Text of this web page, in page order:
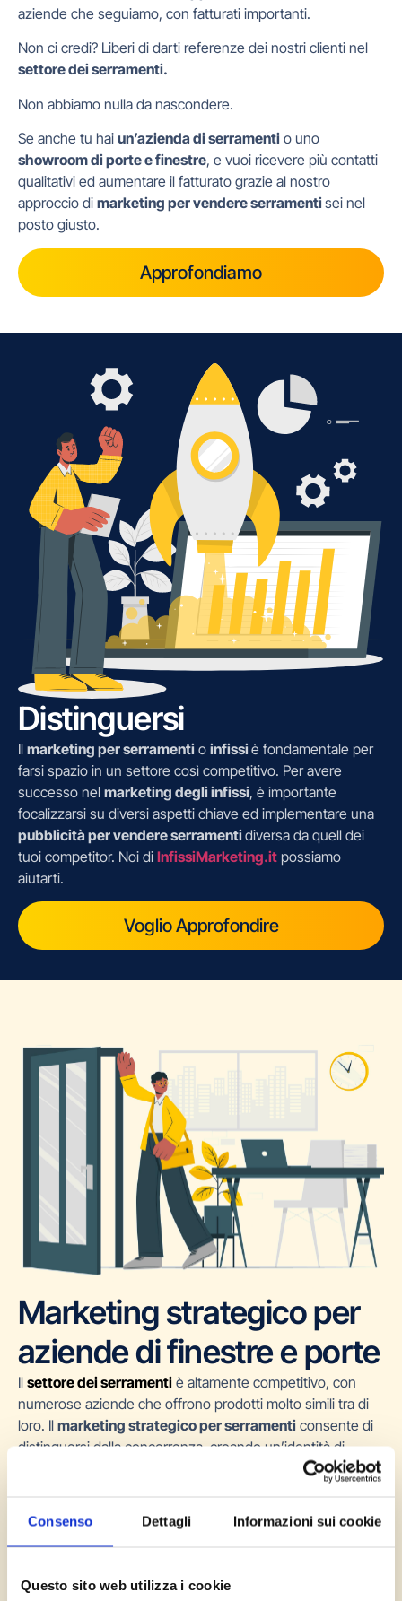
Consenso Dettagli Informazioni sui cookie
Questo sito web utilizza i cookie
aziende che seguiamo, con fatturati importanti.
Non ci credi? Liberi di darti referenze dei nostri clienti nel
settore dei serramenti.
Non abbiamo nulla da nascondere.
Se anche tu hai un’azienda di serramenti o uno
showroom di porte e finestre, e vuoi ricevere più contatti
qualitativi ed aumentare il fatturato grazie al nostro
approccio di marketing per vendere serramentisei nel
posto giusto.
Approfondiamo
Distinguersi
Il marketing per serramenti o infissiè fondamentale per
farsi spazio in un settore così competitivo. Per avere
successo nel marketing degli infissi, è importante
focalizzarsi su diversi aspetti chiave ed implementare una
pubblicità per vendere serramentidiversa da quell dei
tuoi competitor. Noi di InfissiMarketing.it possiamo
aiutarti.
Voglio Approfondire
Marketing strategico per
aziende di finestre e porte
Il settore dei serramenti è altamente competitivo, con
numerose aziende che offrono prodotti molto simili tra di
loro. Il marketing strategico per serramenti consente di
distinguersi dalla concorrenza, creando un’identità di
marca unica e comunicando i vantaggi dei propri prodotti.
aziende nel settore dei serramenti